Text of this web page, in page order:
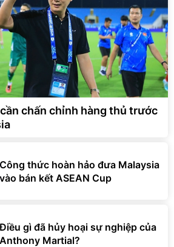
chấn chỉnh hàng thủ trước
Công thức hoàn hảo đưa Malaysia
vào bán kết ASEAN Cup
Điều gì đã hủy hoại sự nghiệp của
Anthony Martial?